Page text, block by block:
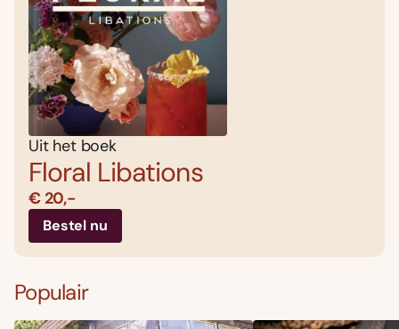
Uit het boek
Floral Libations
€ 20,-
Bestel nu
Populair